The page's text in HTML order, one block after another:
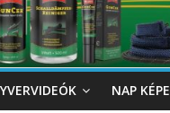
NAP KÉPE